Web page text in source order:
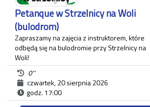
Petanque w Strzelnicy na Woli
(bulodrom)
Zapraszamy na zajęcia z instruktorem, które
odbędą się na bulodromie przy Strzelnicy na
Woli!
Zajęcia dedykowane są amatorom gry w
bule, zarówno osobom początkującym, jak
i tym, które grają już rekreacyjnie.
0''
czwartek, 20 sierpnia 2026
godz. 17:00